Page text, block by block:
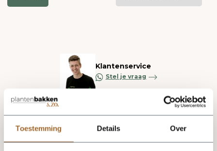
Toestemming Details Over
Klantenservice
Stel je vraag
Blijf op de hoogte via onze nieuwsbrief